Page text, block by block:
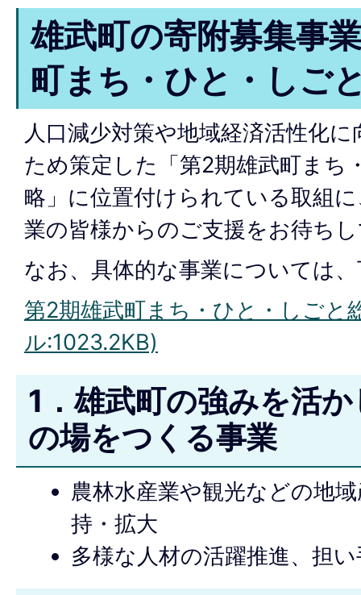
雄武町の寄附募集事
町まち・ひと・しご
人口減少対策や地域経済活性化
ため策定した「第2期雄武町まち
略」に位置付けられている取組
業の皆様からのご支援をお待ち
なお、具体的な事業については
第2期雄武町まち・ひと・しごと
ル:1023.2KB)
1．雄武町の強みを活
の場をつくる事業
農林水産業や観光などの地
持・拡大
多様な人材の活躍推進、担